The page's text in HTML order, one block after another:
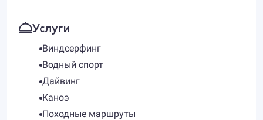
Услуги
Виндсерфинг
Водный спорт
Дайвинг
Каноэ
Походные маршруты